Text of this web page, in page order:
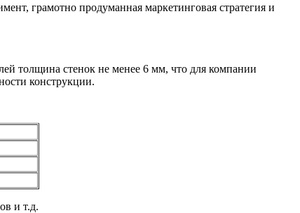
грамотно продуманная маркетинговая стратегия и
толщина стенок не менее 6 мм, что для компании
конструкции.
и т.д.